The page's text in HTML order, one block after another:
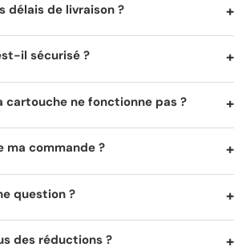
délais de livraison ?
il sécurisé ?
cartouche ne fonctionne pas ?
ma commande ?
question ?
des réductions ?